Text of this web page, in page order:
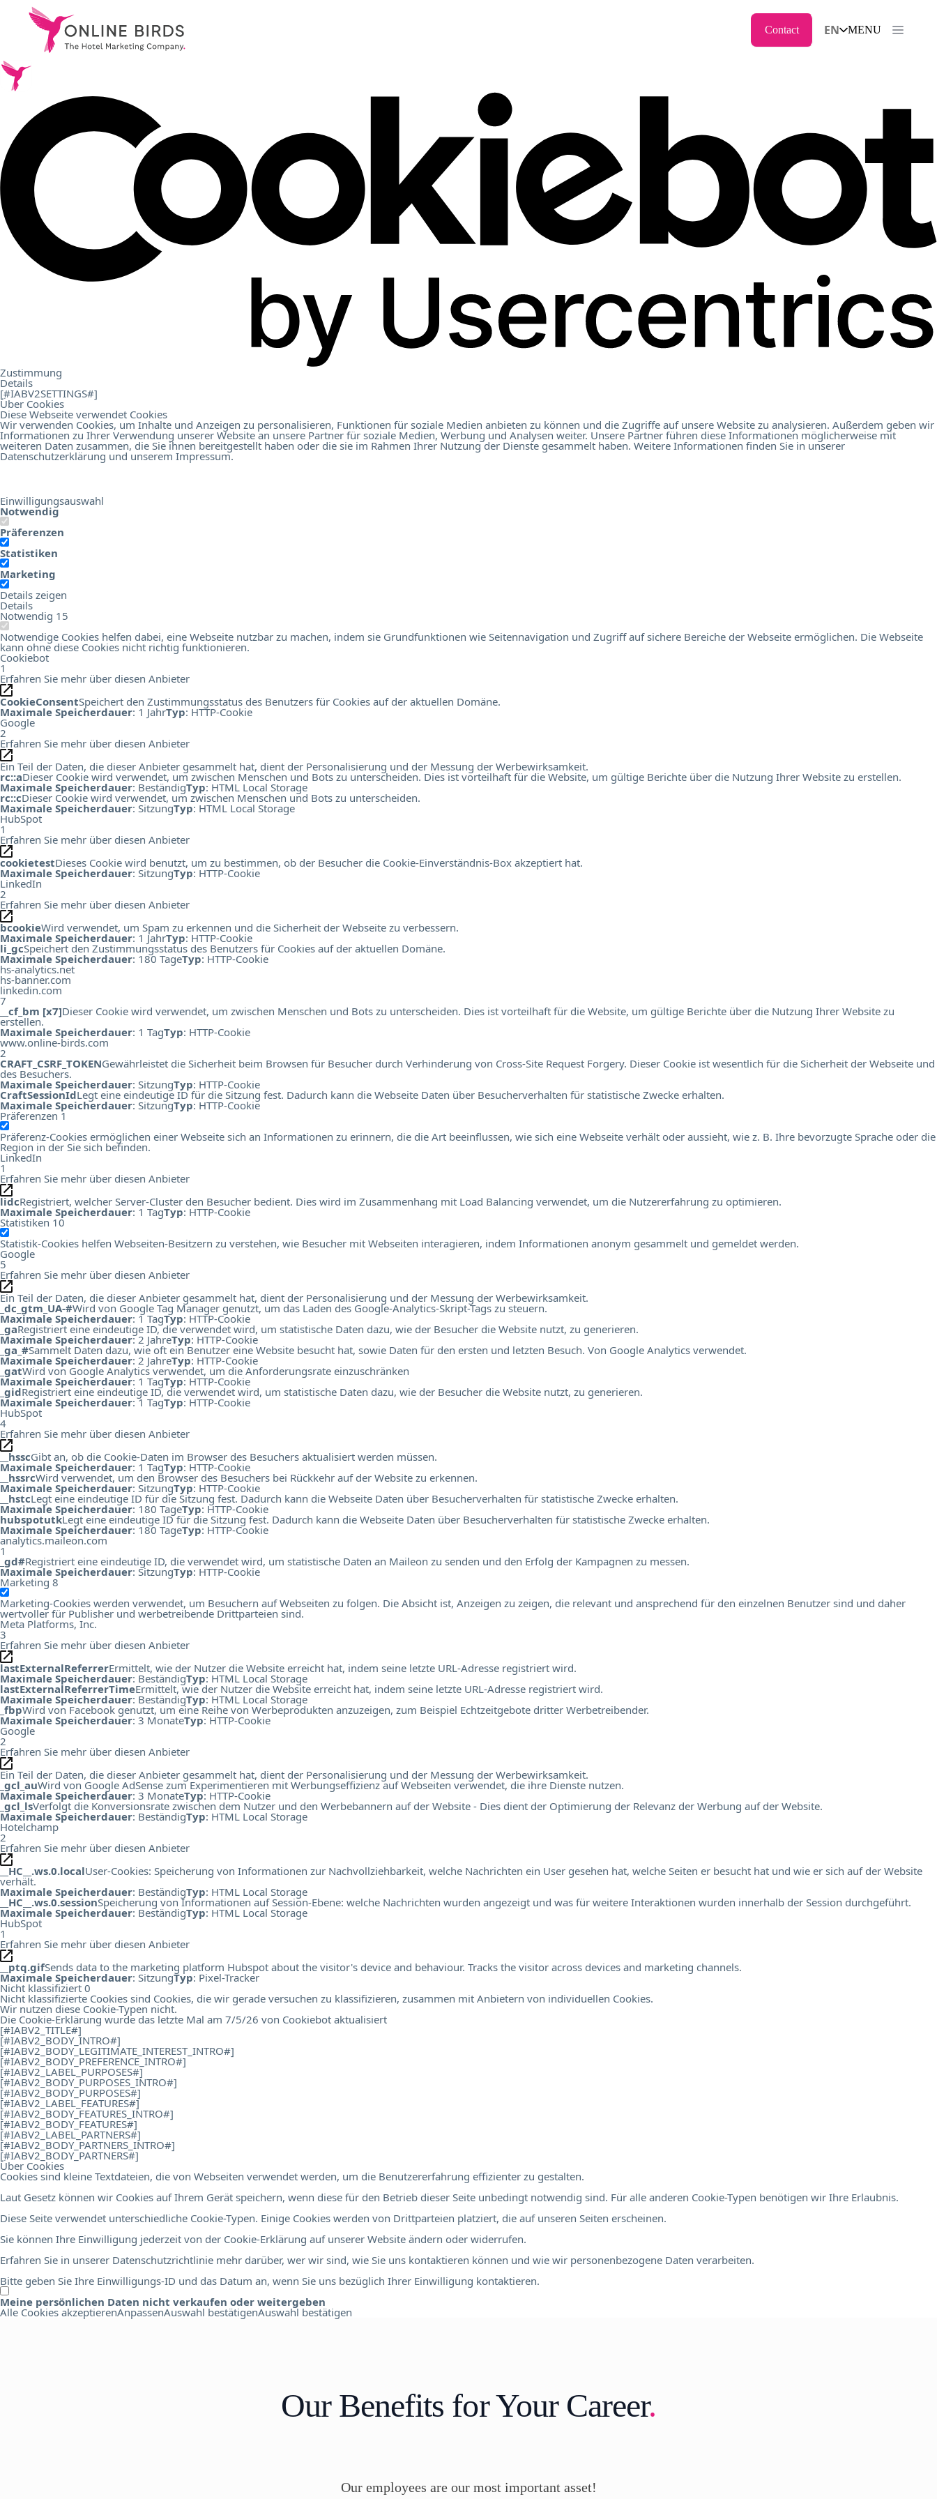
Zustimmung
Details
[#IABV2SETTINGS#]
Über Cookies
Diese Webseite verwendet Cookies
Wir verwenden Cookies, um Inhalte und Anzeigen zu personalisieren, Funktionen für soziale Medien anbieten zu können und die Zugriffe auf unsere Website zu analysieren. Außerdem geben wir
Informationen zu Ihrer Verwendung unserer Website an unsere Partner für soziale Medien, Werbung und Analysen weiter. Unsere Partner führen diese Informationen möglicherweise mit
weiteren Daten zusammen, die Sie ihnen bereitgestellt haben oder die sie im Rahmen Ihrer Nutzung der Dienste gesammelt haben. Weitere Informationen finden Sie in unserer
Datenschutzerklärung und unserem Impressum.
Einwilligungsauswahl
Notwendig
Präferenzen
Statistiken
Marketing
Details zeigen
Details
Notwendig 15
Notwendige Cookies helfen dabei, eine Webseite nutzbar zu machen, indem sie Grundfunktionen wie Seitennavigation und Zugriff auf sichere Bereiche der Webseite ermöglichen. Die Webseite
kann ohne diese Cookies nicht richtig funktionieren.
Cookiebot
1
Erfahren Sie mehr über diesen Anbieter
CookieConsentSpeichert den Zustimmungsstatus des Benutzers für Cookies auf der aktuellen Domäne.
Maximale Speicherdauer: 1 JahrTyp: HTTP-Cookie
Google
2
Erfahren Sie mehr über diesen Anbieter
Ein Teil der Daten, die dieser Anbieter gesammelt hat, dient der Personalisierung und der Messung der Werbewirksamkeit.
rc::aDieser Cookie wird verwendet, um zwischen Menschen und Bots zu unterscheiden. Dies ist vorteilhaft für die Website, um gültige Berichte über die Nutzung Ihrer Website zu erstellen.
Maximale Speicherdauer: BeständigTyp: HTML Local Storage
rc::cDieser Cookie wird verwendet, um zwischen Menschen und Bots zu unterscheiden.
Maximale Speicherdauer: SitzungTyp: HTML Local Storage
HubSpot
1
Erfahren Sie mehr über diesen Anbieter
cookietestDieses Cookie wird benutzt, um zu bestimmen, ob der Besucher die Cookie-Einverständnis-Box akzeptiert hat.
Maximale Speicherdauer: SitzungTyp: HTTP-Cookie
LinkedIn
2
Erfahren Sie mehr über diesen Anbieter
bcookieWird verwendet, um Spam zu erkennen und die Sicherheit der Webseite zu verbessern.
Maximale Speicherdauer: 1 JahrTyp: HTTP-Cookie
li_gcSpeichert den Zustimmungsstatus des Benutzers für Cookies auf der aktuellen Domäne.
Maximale Speicherdauer: 180 TageTyp: HTTP-Cookie
hs-analytics.net
hs-banner.com
linkedin.com
7
__cf_bm [x7]Dieser Cookie wird verwendet, um zwischen Menschen und Bots zu unterscheiden. Dies ist vorteilhaft für die Website, um gültige Berichte über die Nutzung Ihrer Website zu
erstellen.
Maximale Speicherdauer: 1 TagTyp: HTTP-Cookie
www.online-birds.com
2
CRAFT_CSRF_TOKENGewährleistet die Sicherheit beim Browsen für Besucher durch Verhinderung von Cross-Site Request Forgery. Dieser Cookie ist wesentlich für die Sicherheit der Webseite und
des Besuchers.
Maximale Speicherdauer: SitzungTyp: HTTP-Cookie
CraftSessionIdLegt eine eindeutige ID für die Sitzung fest. Dadurch kann die Webseite Daten über Besucherverhalten für statistische Zwecke erhalten.
Maximale Speicherdauer: SitzungTyp: HTTP-Cookie
Präferenzen 1
Präferenz-Cookies ermöglichen einer Webseite sich an Informationen zu erinnern, die die Art beeinflussen, wie sich eine Webseite verhält oder aussieht, wie z. B. Ihre bevorzugte Sprache oder die
Region in der Sie sich befinden.
LinkedIn
1
Erfahren Sie mehr über diesen Anbieter
lidcRegistriert, welcher Server-Cluster den Besucher bedient. Dies wird im Zusammenhang mit Load Balancing verwendet, um die Nutzererfahrung zu optimieren.
Maximale Speicherdauer: 1 TagTyp: HTTP-Cookie
Statistiken 10
Statistik-Cookies helfen Webseiten-Besitzern zu verstehen, wie Besucher mit Webseiten interagieren, indem Informationen anonym gesammelt und gemeldet werden.
Google
5
Erfahren Sie mehr über diesen Anbieter
Ein Teil der Daten, die dieser Anbieter gesammelt hat, dient der Personalisierung und der Messung der Werbewirksamkeit.
_dc_gtm_UA-#Wird von Google Tag Manager genutzt, um das Laden des Google-Analytics-Skript-Tags zu steuern.
Maximale Speicherdauer: 1 TagTyp: HTTP-Cookie
_gaRegistriert eine eindeutige ID, die verwendet wird, um statistische Daten dazu, wie der Besucher die Website nutzt, zu generieren.
Maximale Speicherdauer: 2 JahreTyp: HTTP-Cookie
_ga_#Sammelt Daten dazu, wie oft ein Benutzer eine Website besucht hat, sowie Daten für den ersten und letzten Besuch. Von Google Analytics verwendet.
Maximale Speicherdauer: 2 JahreTyp: HTTP-Cookie
_gatWird von Google Analytics verwendet, um die Anforderungsrate einzuschränken
Maximale Speicherdauer: 1 TagTyp: HTTP-Cookie
_gidRegistriert eine eindeutige ID, die verwendet wird, um statistische Daten dazu, wie der Besucher die Website nutzt, zu generieren.
Maximale Speicherdauer: 1 TagTyp: HTTP-Cookie
HubSpot
4
Erfahren Sie mehr über diesen Anbieter
__hsscGibt an, ob die Cookie-Daten im Browser des Besuchers aktualisiert werden müssen.
Maximale Speicherdauer: 1 TagTyp: HTTP-Cookie
__hssrcWird verwendet, um den Browser des Besuchers bei Rückkehr auf der Website zu erkennen.
Maximale Speicherdauer: SitzungTyp: HTTP-Cookie
__hstcLegt eine eindeutige ID für die Sitzung fest. Dadurch kann die Webseite Daten über Besucherverhalten für statistische Zwecke erhalten.
Maximale Speicherdauer: 180 TageTyp: HTTP-Cookie
hubspotutkLegt eine eindeutige ID für die Sitzung fest. Dadurch kann die Webseite Daten über Besucherverhalten für statistische Zwecke erhalten.
Maximale Speicherdauer: 180 TageTyp: HTTP-Cookie
analytics.maileon.com
1
_gd#Registriert eine eindeutige ID, die verwendet wird, um statistische Daten an Maileon zu senden und den Erfolg der Kampagnen zu messen.
Maximale Speicherdauer: SitzungTyp: HTTP-Cookie
Marketing 8
Marketing-Cookies werden verwendet, um Besuchern auf Webseiten zu folgen. Die Absicht ist, Anzeigen zu zeigen, die relevant und ansprechend für den einzelnen Benutzer sind und daher
wertvoller für Publisher und werbetreibende Drittparteien sind.
Meta Platforms, Inc.
3
Erfahren Sie mehr über diesen Anbieter
lastExternalReferrerErmittelt, wie der Nutzer die Website erreicht hat, indem seine letzte URL-Adresse registriert wird.
Maximale Speicherdauer: BeständigTyp: HTML Local Storage
lastExternalReferrerTimeErmittelt, wie der Nutzer die Website erreicht hat, indem seine letzte URL-Adresse registriert wird.
Maximale Speicherdauer: BeständigTyp: HTML Local Storage
_fbpWird von Facebook genutzt, um eine Reihe von Werbeprodukten anzuzeigen, zum Beispiel Echtzeitgebote dritter Werbetreibender.
Maximale Speicherdauer: 3 MonateTyp: HTTP-Cookie
Google
2
Erfahren Sie mehr über diesen Anbieter
Ein Teil der Daten, die dieser Anbieter gesammelt hat, dient der Personalisierung und der Messung der Werbewirksamkeit.
_gcl_auWird von Google AdSense zum Experimentieren mit Werbungseffizienz auf Webseiten verwendet, die ihre Dienste nutzen.
Maximale Speicherdauer: 3 MonateTyp: HTTP-Cookie
_gcl_lsVerfolgt die Konversionsrate zwischen dem Nutzer und den Werbebannern auf der Website - Dies dient der Optimierung der Relevanz der Werbung auf der Website.
Maximale Speicherdauer: BeständigTyp: HTML Local Storage
Hotelchamp
2
Erfahren Sie mehr über diesen Anbieter
__HC__.ws.0.localUser-Cookies: Speicherung von Informationen zur Nachvollziehbarkeit, welche Nachrichten ein User gesehen hat, welche Seiten er besucht hat und wie er sich auf der Website
verhält.
Maximale Speicherdauer: BeständigTyp: HTML Local Storage
__HC__.ws.0.sessionSpeicherung von Informationen auf Session-Ebene: welche Nachrichten wurden angezeigt und was für weitere Interaktionen wurden innerhalb der Session durchgeführt.
Maximale Speicherdauer: BeständigTyp: HTML Local Storage
HubSpot
1
Erfahren Sie mehr über diesen Anbieter
__ptq.gifSends data to the marketing platform Hubspot about the visitor's device and behaviour. Tracks the visitor across devices and marketing channels.
Maximale Speicherdauer: SitzungTyp: Pixel-Tracker
Nicht klassifiziert 0
Nicht klassifizierte Cookies sind Cookies, die wir gerade versuchen zu klassifizieren, zusammen mit Anbietern von individuellen Cookies.
Wir nutzen diese Cookie-Typen nicht.
Die Cookie-Erklärung wurde das letzte Mal am 7/5/26 von Cookiebot aktualisiert
[#IABV2_TITLE#]
[#IABV2_BODY_INTRO#]
[#IABV2_BODY_LEGITIMATE_INTEREST_INTRO#]
[#IABV2_BODY_PREFERENCE_INTRO#]
[#IABV2_LABEL_PURPOSES#]
[#IABV2_BODY_PURPOSES_INTRO#]
[#IABV2_BODY_PURPOSES#]
[#IABV2_LABEL_FEATURES#]
[#IABV2_BODY_FEATURES_INTRO#]
[#IABV2_BODY_FEATURES#]
[#IABV2_LABEL_PARTNERS#]
[#IABV2_BODY_PARTNERS_INTRO#]
[#IABV2_BODY_PARTNERS#]
Über Cookies
Cookies sind kleine Textdateien, die von Webseiten verwendet werden, um die Benutzererfahrung effizienter zu gestalten.
Laut Gesetz können wir Cookies auf Ihrem Gerät speichern, wenn diese für den Betrieb dieser Seite unbedingt notwendig sind. Für alle anderen Cookie-Typen benötigen wir Ihre Erlaubnis.
Diese Seite verwendet unterschiedliche Cookie-Typen. Einige Cookies werden von Drittparteien platziert, die auf unseren Seiten erscheinen.
Sie können Ihre Einwilligung jederzeit von der Cookie-Erklärung auf unserer Website ändern oder widerrufen.
Erfahren Sie in unserer Datenschutzrichtlinie mehr darüber, wer wir sind, wie Sie uns kontaktieren können und wie wir personenbezogene Daten verarbeiten.
Bitte geben Sie Ihre Einwilligungs-ID und das Datum an, wenn Sie uns bezüglich Ihrer Einwilligung kontaktieren.
Meine persönlichen Daten nicht verkaufen oder weitergeben
Alle Cookies akzeptierenAnpassenAuswahl bestätigenAuswahl bestätigen
Contact EN MENU
Services.
References.
About Us.
Career
Contact
Online Birds EducationHotel Digital Score Branchenreport Österreich 2023
Our Benefits for Your Career.
Our employees are our most important asset!